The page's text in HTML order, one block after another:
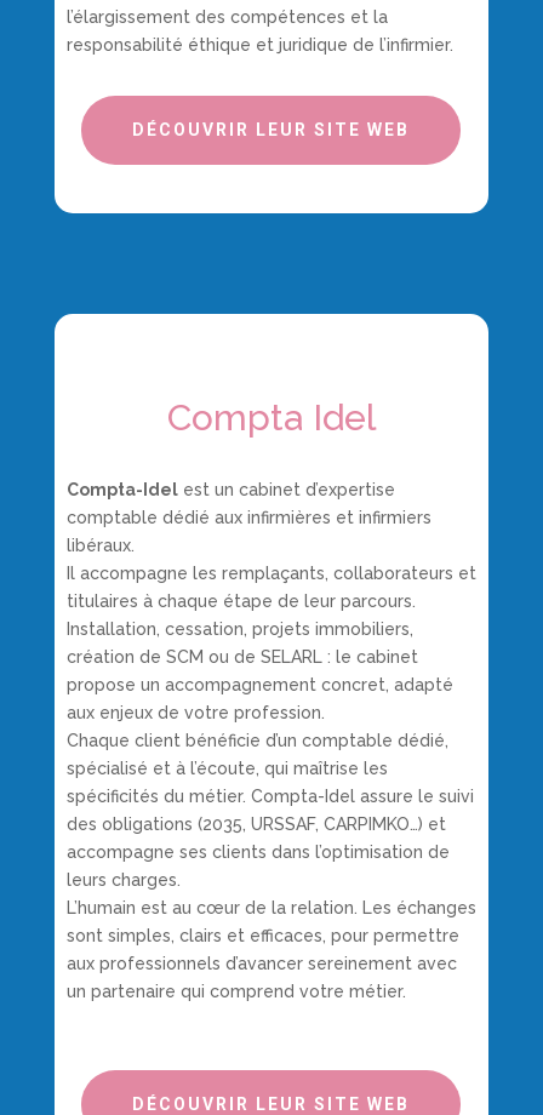
l’élargissement des compétences et la
responsabilité éthique et juridique de l’infirmier.
DÉCOUVRIR LEUR SITE WEB
Compta Idel
Compta-Idelest un cabinet d’expertise
comptable dédié aux infirmières et infirmiers
libéraux.
Il accompagne les remplaçants, collaborateurs et
titulaires à chaque étape de leur parcours.
Installation, cessation, projets immobiliers,
création de SCM ou de SELARL : le cabinet
propose un accompagnement concret, adapté
aux enjeux de votre profession.
Chaque client bénéficie d’un comptable dédié,
spécialisé et à l’écoute, qui maîtrise les
spécificités du métier. Compta-Idel assure le suivi
des obligations (2035, URSSAF, CARPIMKO…) et
accompagne ses clients dans l’optimisation de
leurs charges.
L’humain est au cœur de la relation. Les échanges
sont simples, clairs et efficaces, pour permettre
aux professionnels d’avancer sereinement avec
un partenaire qui comprend votre métier.
DÉCOUVRIR LEUR SITE WEB